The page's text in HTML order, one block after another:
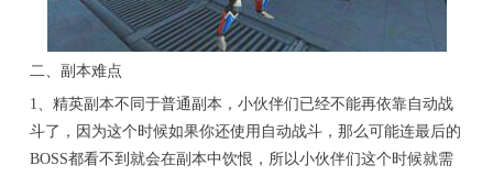
二、副本难点
1、精英副本不同于普通副本，小伙伴们已经不能再依靠自动战
斗了，因为这个时候如果你还使用自动战斗，那么可能连最后的
BOSS都看不到就会在副本中饮恨，所以小伙伴们这个时候就需